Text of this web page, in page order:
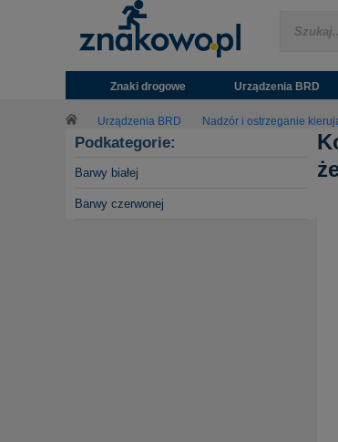
Znaki drogowe Urządzenia BRD
Urządzenia BRD Nadzór i ostrzeganie
Podkategorie:
Barwy białej
Barwy czerwonej